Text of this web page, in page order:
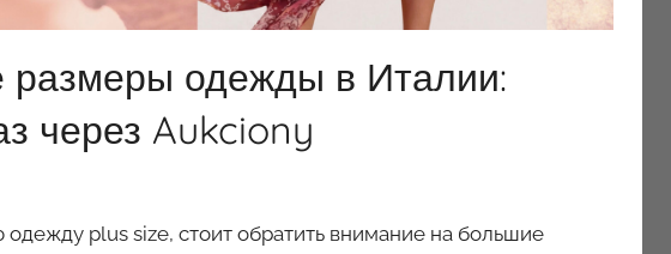
размеры одежды в Италии:
через Aukciony
plus size, стоит обратить внимание на большие